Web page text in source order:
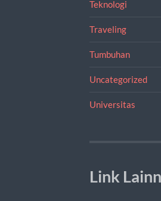
Teknologi
Traveling
Tumbuhan
Uncategorized
Universitas
Link